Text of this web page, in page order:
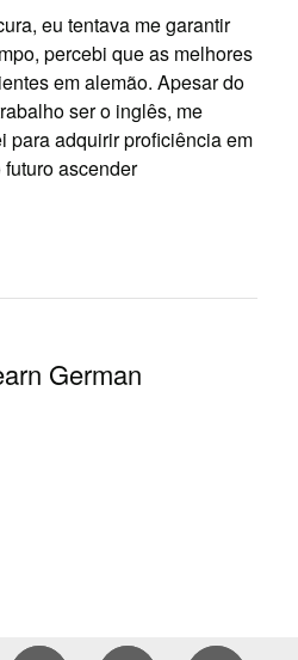
eu tentava me garantir
percebi que as melhores
em alemão. Apesar do
ser o inglês, me
para adquirir proficiência em
ascender
German